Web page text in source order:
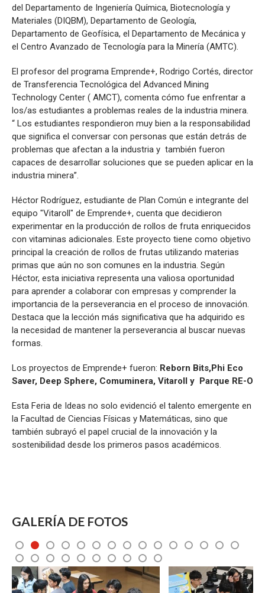
del Departamento de Ingeniería Química, Biotecnología y
Materiales (DIQBM), Departamento de Geología,
Departamento de Geofísica, el Departamento de Mecánica y
el Centro Avanzado de Tecnología para la Minería (AMTC).
El profesor del programa Emprende+, Rodrigo Cortés, director
de Transferencia Tecnológica del Advanced Mining
Technology Center ( AMCT), comenta cómo fue enfrentar a
los/as estudiantes a problemas reales de la industria minera.
“ Los estudiantes respondieron muy bien a la responsabilidad
que significa el conversar con personas que están detrás de
problemas que afectan a la industria y también fueron
capaces de desarrollar soluciones que se pueden aplicar en la
industria minera”.
Héctor Rodríguez, estudiante de Plan Común e integrante del
equipo "Vitaroll" de Emprende+, cuenta que decidieron
experimentar en la producción de rollos de fruta enriquecidos
con vitaminas adicionales. Este proyecto tiene como objetivo
principal la creación de rollos de frutas utilizando materias
primas que aún no son comunes en la industria. Según
Héctor, esta iniciativa representa una valiosa oportunidad
para aprender a colaborar con empresas y comprender la
importancia de la perseverancia en el proceso de innovación.
Destaca que la lección más significativa que ha adquirido es
la necesidad de mantener la perseverancia al buscar nuevas
formas.
Los proyectos de Emprende+ fueron: Reborn Bits,Phi Eco
Saver, Deep Sphere, Comuminera, Vitaroll y Parque RE-O
Esta Feria de Ideas no solo evidenció el talento emergente en
la Facultad de Ciencias Físicas y Matemáticas, sino que
también subrayó el papel crucial de la innovación y la
sostenibilidad desde los primeros pasos académicos.
GALERÍA DE FOTOS
Zoom Zoom
5 6 7 8 9 10 11 12 13 14
15
20 21 22 23 24 25